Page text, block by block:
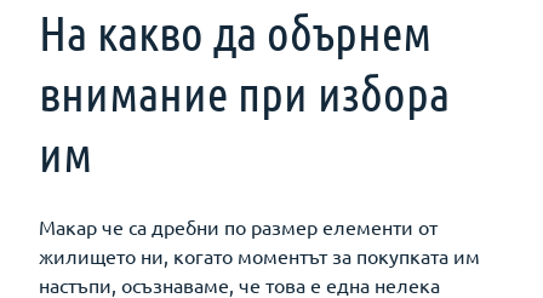
На какво да обърнем
внимание при избора
им
Макар че са дребни по размер елементи от
жилището ни, когато моментът за покупката им
настъпи, осъзнаваме, че това е една нелека